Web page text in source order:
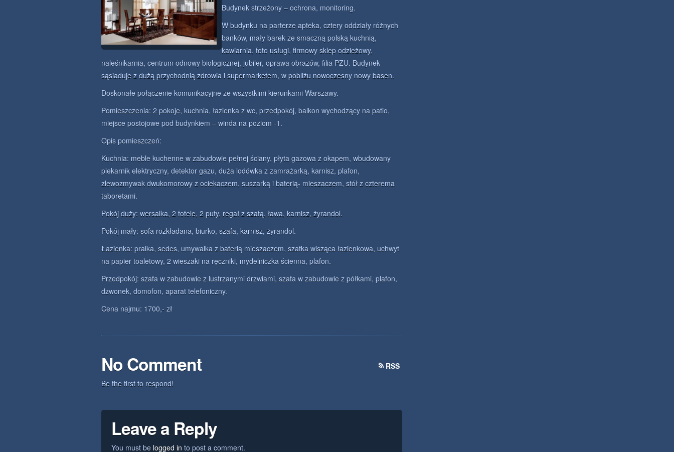
Budynek strzeżony – ochrona, monitoring.
W budynku na parterze apteka, cztery oddziały różnych
banków, mały barek ze smaczną polską kuchnią,
kawiarnia, foto usługi, firmowy sklep odzieżowy,
naleśnikarnia, centrum odnowy biologicznej, jubiler, oprawa obrazów, filia PZU. Budynek
sąsiaduje z dużą przychodnią zdrowia i supermarketem, w pobliżu nowoczesny nowy basen.
Doskonałe połączenie komunikacyjne ze wszystkimi kierunkami Warszawy.
Pomieszczenia: 2 pokoje, kuchnia, łazienka z wc, przedpokój, balkon wychodzący na patio,
miejsce postojowe pod budynkiem – winda na poziom -1.
Opis pomieszczeń:
Kuchnia: meble kuchenne w zabudowie pełnej ściany, płyta gazowa z okapem, wbudowany
piekarnik elektryczny, detektor gazu, duża lodówka z zamrażarką, karnisz, plafon,
zlewozmywak dwukomorowy z ociekaczem, suszarką i baterią- mieszaczem, stół z czterema
taboretami.
Pokój duży: wersalka, 2 fotele, 2 pufy, regał z szafą, ława, karnisz, żyrandol.
Pokój mały: sofa rozkładana, biurko, szafa, karnisz, żyrandol.
Łazienka: pralka, sedes, umywalka z baterią mieszaczem, szafka wisząca łazienkowa, uchwyt
na papier toaletowy, 2 wieszaki na ręczniki, mydelniczka ścienna, plafon.
Przedpokój: szafa w zabudowie z lustrzanymi drzwiami, szafa w zabudowie z półkami, plafon,
dzwonek, domofon, aparat telefoniczny.
Cena najmu: 1700,- zł
No Comment
RSS
Be the first to respond!
Leave a Reply
You must be logged in to post a comment.